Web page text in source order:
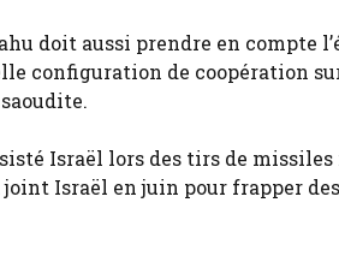
doit aussi prendre en compte
configuration de coopération
Israël lors des tirs de
Israël en juin pour frapper